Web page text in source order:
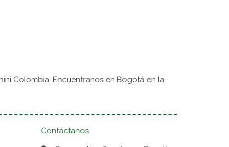
Colombia. Encuéntranos en Bogotá en la
Contáctanos